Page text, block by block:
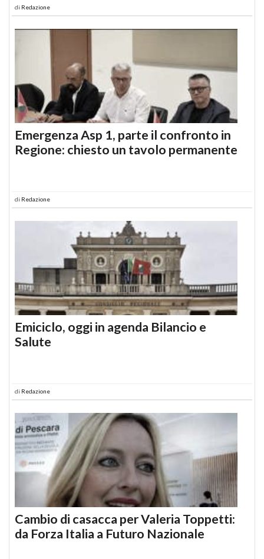
di Redazione
Emergenza Asp 1, parte il confronto in
Regione: chiesto un tavolo permanente
di Redazione
Emiciclo, oggi in agenda Bilancio e
Salute
di Redazione
Cambio di casacca per Valeria Toppetti:
da Forza Italia a Futuro Nazionale